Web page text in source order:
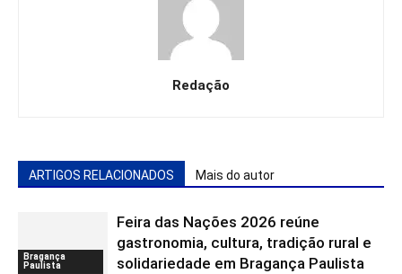
Redação
ARTIGOS RELACIONADOS Mais do autor
Bragança
Paulista
Feira das Nações 2026 reúne
gastronomia, cultura, tradição rural e
solidariedade em Bragança Paulista